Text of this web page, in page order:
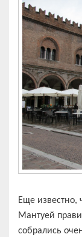
Еще известно,
Мантуей
собрались